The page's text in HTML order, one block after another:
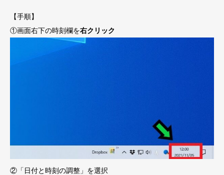
【手順】
①画面右下の時刻欄を右クリック
②「日付と時刻の調整」を選択